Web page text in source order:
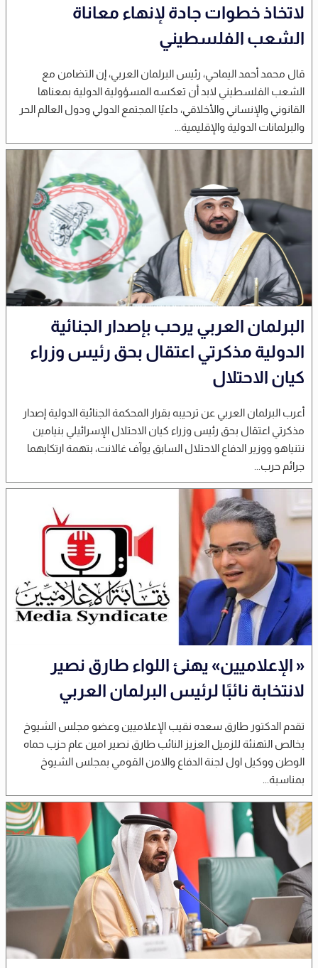
لاتخاذ خطوات جادة لإنهاء معاناة
الشعب الفلسطيني
قال محمد أحمد اليماحي، رئيس البرلمان العربي، إن التضامن مع
الشعب الفلسطيني لابد أن تعكسه المسؤولية الدولية بمعناها
القانوني والإنساني والأخلاقي، داعيًا المجتمع الدولي ودول العالم الحر
والبرلمانات الدولية والإقليمية...
البرلمان العربي يرحب بإصدار الجنائية
الدولية مذكرتي اعتقال بحق رئيس وزراء
كيان الاحتلال
أعرب البرلمان العربي عن ترحيبه بقرار المحكمة الجنائية الدولية إصدار
مذكرتي اعتقال بحق رئيس وزراء كيان الاحتلال الإسرائيلي بنيامين
نتنياهو ووزير الدفاع الاحتلال السابق يوآف غالانت، بتهمة ارتكابهما
جرائم حرب...
« الإعلاميين» يهنئ اللواء طارق نصير
لانتخابة نائبًا لرئيس البرلمان العربي
تقدم الدكتور طارق سعده نقيب الإعلاميين وعضو مجلس الشيوخ
بخالص التهنئة للزميل العزيز النائب طارق نصير امين عام حزب حماه
الوطن ووكيل اول لجنة الدفاع والامن القومي بمجلس الشيوخ
بمناسبة...